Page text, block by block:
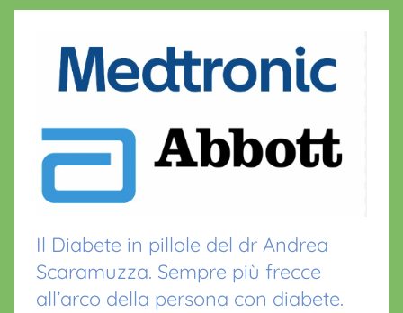
i
o
k
p
Il Diabete in pillole del dr Andrea
Scaramuzza. Sempre più frecce
all’arco della persona con diabete.